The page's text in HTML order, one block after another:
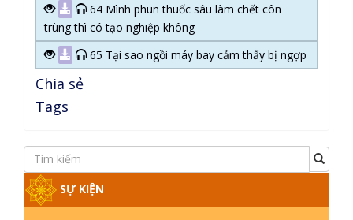
64 Mình phun thuốc sâu làm chết côn
trùng thì có tạo nghiệp không
65 Tại sao ngồi máy bay cảm thấy bị ngợp
Chia sẻ
Tags
SỰ KIỆN